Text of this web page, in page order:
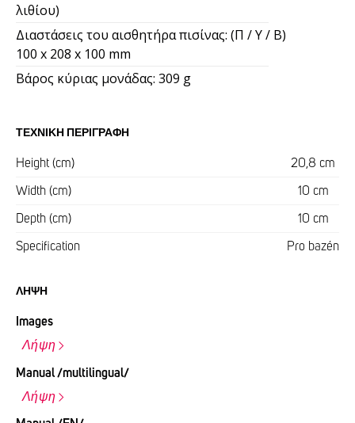
(Συνιστώνται μη επαναφορτιζόμενες μπαταρίες
λιθίου)
Διαστάσεις του αισθητήρα πισίνας: (Π / Υ / Β)
100 x 208 x 100 mm
Height (cm) 20,8 cm
Width (cm) 10 cm
Depth (cm) 10 cm
Images
Λήψη
Manual /multilingual/
Λήψη